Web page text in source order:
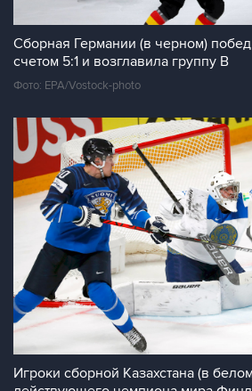
Сборная Германии (в черном)
счетом 5:1 и возглавила группу В
Фото: EPA/Vostock-photo
Игроки сборной Казахстана (в